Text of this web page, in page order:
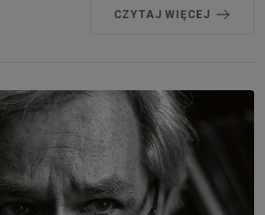
CZYTAJ WIĘCEJ